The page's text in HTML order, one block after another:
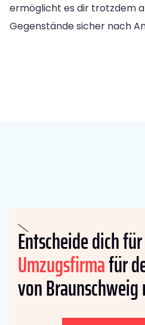
ermöglicht es dir trotzdem
Gegenstände sicher nach
Entscheide dich
Umzugsfirmafür
von